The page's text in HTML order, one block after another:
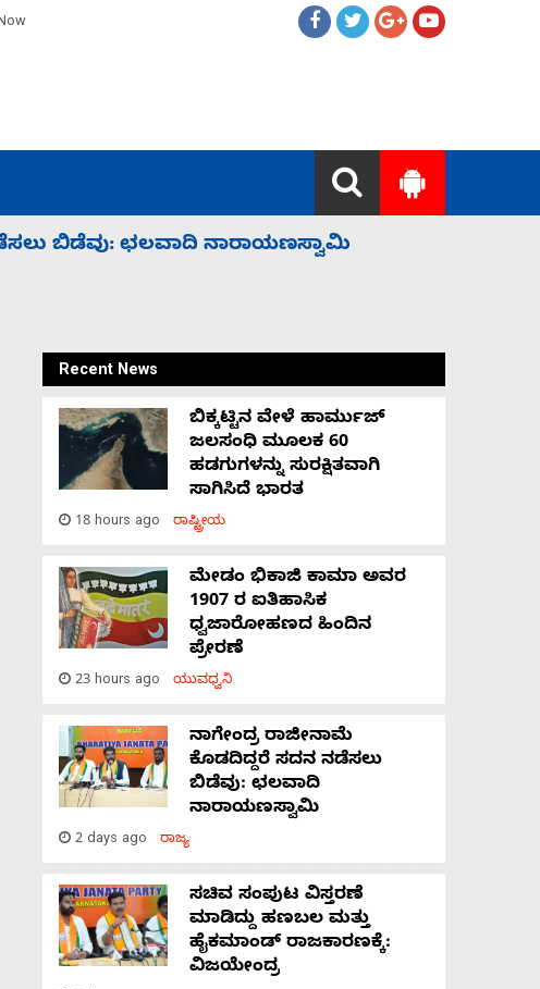
ಹೈಕಮಾಂಡ್ ರಾಜಕಾರಣಕ್ಕೆ: ವಿಜಯೇಂದ್ರ
Recent News
ಬಿಕ್ಕಟ್ಟಿನ ವೇಳೆ ಹಾರ್ಮುಜ್
ಜಲಸಂಧಿ ಮೂಲಕ 60
ಹಡಗುಗಳನ್ನು ಸುರಕ್ಷಿತವಾಗಿ
ಸಾಗಿಸಿದೆ ಭಾರತ
18 hours ago ರಾಷ್ಟ್ರೀಯ
ಮೇಡಂ ಭಿಕಾಜಿ ಕಾಮಾ ಅವರ
1907 ರ ಐತಿಹಾಸಿಕ
ಧ್ವಜಾರೋಹಣದ ಹಿಂದಿನ
ಪ್ರೇರಣೆ
23 hours ago ಯುವಧ್ವನಿ
ನಾಗೇಂದ್ರ ರಾಜೀನಾಮೆ
ಕೊಡದಿದ್ದರೆ ಸದನ ನಡೆಸಲು
ಬಿಡೆವು: ಛಲವಾದಿ
ನಾರಾಯಣಸ್ವಾಮಿ
2 days ago ರಾಜ್ಯ
ಸಚಿವ ಸಂಪುಟ ವಿಸ್ತರಣೆ
ಮಾಡಿದ್ದು ಹಣಬಲ ಮತ್ತು
ಹೈಕಮಾಂಡ್ ರಾಜಕಾರಣಕ್ಕೆ:
ವಿಜಯೇಂದ್ರ